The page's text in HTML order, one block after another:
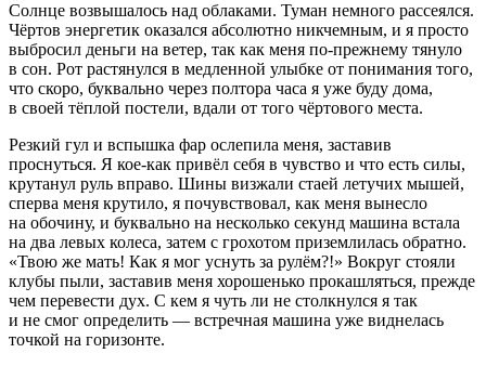
Солнце возвышалось над облаками. Туман немного рассеялся.
Чёртов энергетик оказался абсолютно никчемным, и я просто
выбросил деньги на ветер, так как меня по-прежнему тянуло
в сон. Рот растянулся в медленной улыбке от понимания того,
что скоро, буквально через полтора часа я уже буду дома,
в своей тёплой постели, вдали от того чёртового места.
Резкий гул и вспышка фар ослепила меня, заставив
проснуться. Я кое-как привёл себя в чувство и что есть силы,
крутанул руль вправо. Шины визжали стаей летучих мышей,
сперва меня крутило, я почувствовал, как меня вынесло
на обочину, и буквально на несколько секунд машина встала
на два левых колеса, затем с грохотом приземлилась обратно.
«Твою же мать! Как я мог уснуть за рулём?!» Вокруг стояли
клубы пыли, заставив меня хорошенько прокашляться, прежде
чем перевести дух. С кем я чуть ли не столкнулся я так
и не смог определить — встречная машина уже виднелась
точкой на горизонте.